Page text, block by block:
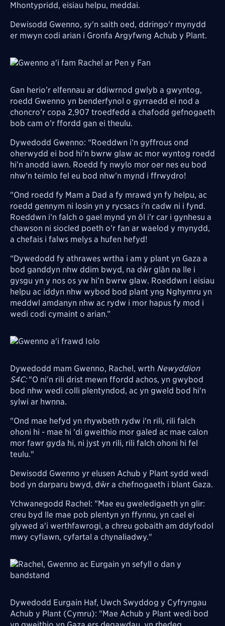
Mhontypridd, eisiau helpu, meddai.
Dewisodd Gwenno, sy'n saith oed, ddringo'r mynydd
er mwyn codi arian i Gronfa Argyfwng Achub y Plant.
Image
Gan herio’r elfennau ar ddiwrnod gwlyb a gwyntog,
roedd Gwenno yn benderfynol o gyrraedd ei nod a
choncro’r copa 2,907 troedfedd a chafodd gefnogaeth
bob cam o’r ffordd gan ei theulu.
Dywedodd Gwenno: “Roeddwn i’n gyffrous ond
oherwydd ei bod hi’n bwrw glaw ac mor wyntog roedd
hi’n anodd iawn. Roedd fy nwylo mor oer nes eu bod
nhw’n teimlo fel eu bod nhw’n mynd i ffrwydro!
"Ond roedd fy Mam a Dad a fy mrawd yn fy helpu, ac
roedd gennym ni losin yn y rycsacs i’n cadw ni i fynd.
Roeddwn i’n falch o gael mynd yn ôl i’r car i gynhesu a
chawson ni siocled poeth o’r fan ar waelod y mynydd,
a chefais i falws melys a hufen hefyd!
“Dywedodd fy athrawes wrtha i am y plant yn Gaza a
bod ganddyn nhw ddim bwyd, na dŵr glân na lle i
gysgu yn y nos os yw hi’n bwrw glaw. Roeddwn i eisiau
helpu ac iddyn nhw wybod bod plant yng Nghymru yn
meddwl amdanyn nhw ac rydw i mor hapus fy mod i
wedi codi cymaint o arian.”
Image
Dywedodd mam Gwenno, Rachel, wrth Newyddion
S4C:"O ni'n rili drist mewn ffordd achos, yn gwybod
bod nhw wedi colli plentyndod, ac yn gweld bod hi'n
sylwi ar hwnna.
"Ond mae hefyd yn rhywbeth rydw i'n rili, rili falch
ohoni hi - mae hi 'di gweithio mor galed ac mae calon
mor fawr gyda hi, ni jyst yn rili, rili falch ohoni hi fel
teulu."
Dewisodd Gwenno yr elusen Achub y Plant sydd wedi
bod yn darparu bwyd, dŵr a chefnogaeth i blant Gaza.
Ychwanegodd Rachel: "Mae eu gweledigaeth yn glir:
creu byd lle mae pob plentyn yn ffynnu, yn cael ei
glywed a'i werthfawrogi, a chreu gobaith am ddyfodol
mwy cyfiawn, cyfartal a chynaliadwy."
Image
Dywedodd Eurgain Haf, Uwch Swyddog y Cyfryngau
Achub y Plant (Cymru): "Mae Achub y Plant wedi bod